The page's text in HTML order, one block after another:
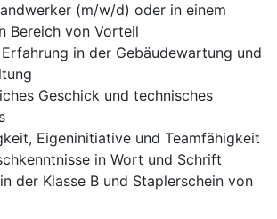
(m/w/d) oder in einem
Bereich von Vorteil
in der Gebäudewartung und
Geschick und technisches
Eigeninitiative und Teamfähigkeit
in Wort und Schrift
der Klasse B und Staplerschein von